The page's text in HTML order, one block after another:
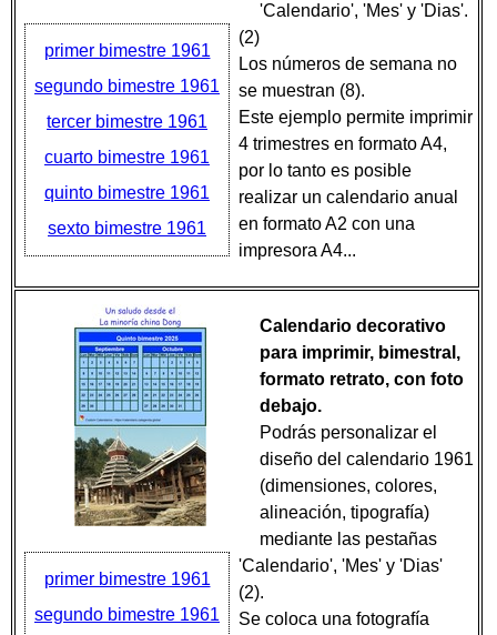
primer bimestre 1961
segundo bimestre 1961
tercer bimestre 1961
cuarto bimestre 1961
quinto bimestre 1961
sexto bimestre 1961
'Calendario', 'Mes' y 'Dias'.
(2)
Los números de semana no
se muestran (8).
Este ejemplo permite imprimir
4 trimestres en formato A4,
por lo tanto es posible
realizar un calendario anual
en formato A2 con una
impresora A4...
primer bimestre 1961
segundo bimestre 1961
Calendario decorativo
para imprimir, bimestral,
formato retrato, con foto
debajo.
Podrás personalizar el
diseño del calendario 1961
(dimensiones, colores,
alineación, tipografía)
mediante las pestañas
'Calendario', 'Mes' y 'Dias'
(2).
Se coloca una fotografía